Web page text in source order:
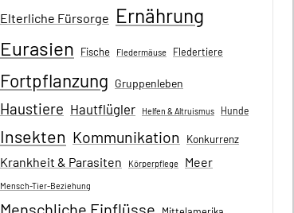
Elterliche Fürsorge Ernährung
Eurasien Fische Fledermäuse Fledertiere
Fortpflanzung Gruppenleben
Haustiere Hautflügler Helfen & Altruismus Hunde
Insekten Kommunikation Konkurrenz
Krankheit & Parasiten Körperpflege Meer
Mensch-Tier-Beziehung